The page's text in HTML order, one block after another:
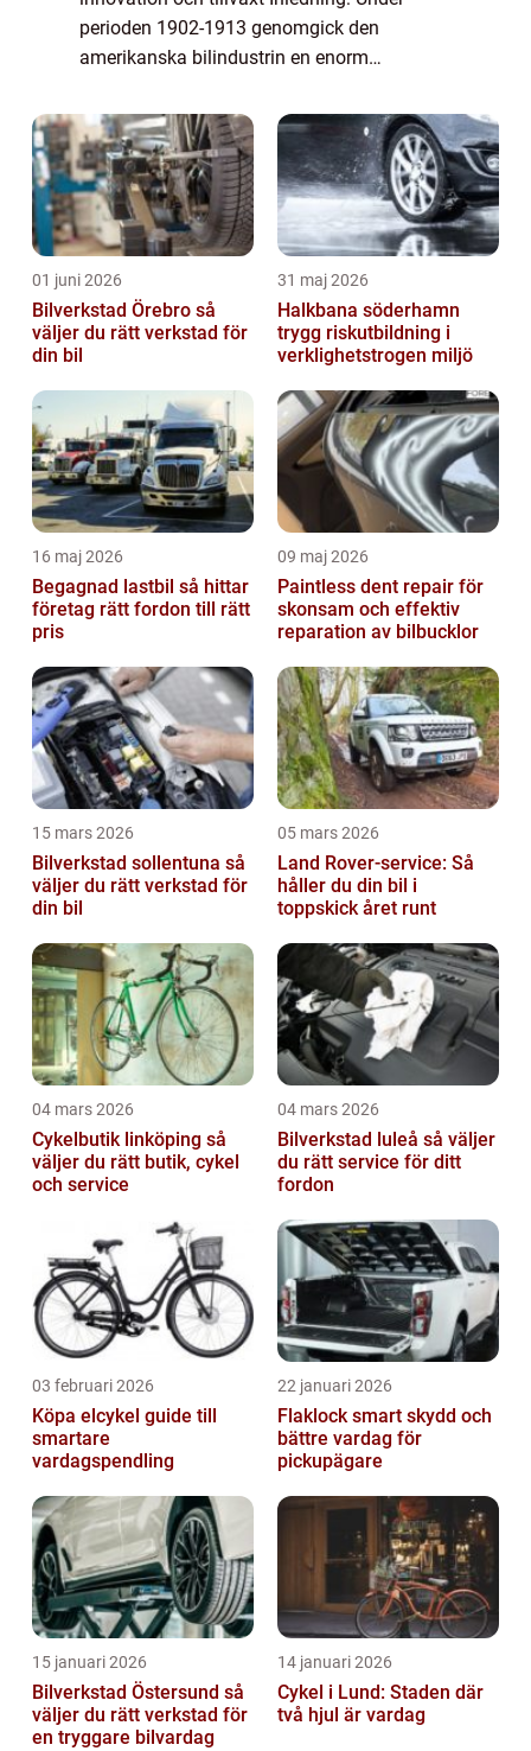
perioden 1902-1913 genomgick den
amerikanska bilindustrin en enorm
fordonsproduktion. Detta var en tid av stora
framsteg och fö...
01 juni 2026
Bilverkstad Örebro så
väljer du rätt verkstad för
din bil
31 maj 2026
Halkbana söderhamn
trygg riskutbildning i
verklighetstrogen miljö
16 maj 2026
Begagnad lastbil så hittar
företag rätt fordon till rätt
pris
09 maj 2026
Paintless dent repair för
skonsam och effektiv
reparation av bilbucklor
15 mars 2026
Bilverkstad sollentuna så
väljer du rätt verkstad för
din bil
05 mars 2026
Land Rover-service: Så
håller du din bil i
toppskick året runt
04 mars 2026
Cykelbutik linköping så
väljer du rätt butik, cykel
och service
04 mars 2026
Bilverkstad luleå så väljer
du rätt service för ditt
fordon
03 februari 2026
Köpa elcykel guide till
smartare
vardagspendling
22 januari 2026
Flaklock smart skydd och
bättre vardag för
pickupägare
15 januari 2026
Bilverkstad Östersund så
väljer du rätt verkstad för
en tryggare bilvardag
14 januari 2026
Cykel i Lund: Staden där
två hjul är vardag